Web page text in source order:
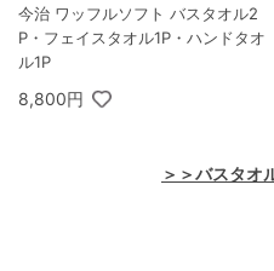
今治 ワッフルソフト バスタオル2
P・フェイスタオル1P・ハンドタオ
ル1P
8,800円
＞＞バスタオ